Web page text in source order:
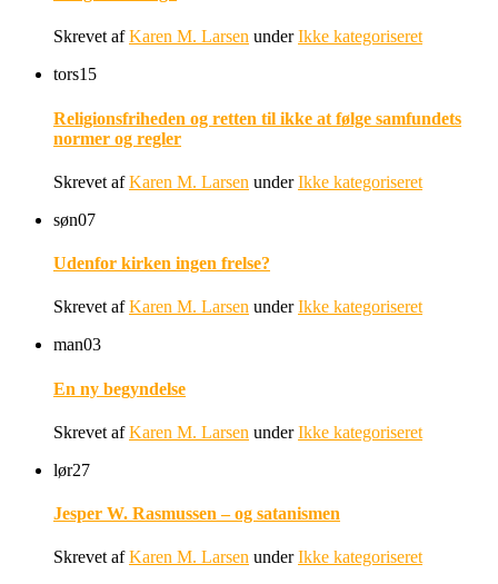
Skrevet afKaren M. Larsen underIkke kategoriseret
tors15
Religionsfriheden og retten til ikke at følge samfundets
normer og regler
Skrevet afKaren M. Larsen underIkke kategoriseret
søn07
Udenfor kirken ingen frelse?
Skrevet afKaren M. Larsen underIkke kategoriseret
man03
En ny begyndelse
Skrevet afKaren M. Larsen underIkke kategoriseret
lør27
Jesper W. Rasmussen – og satanismen
Skrevet afKaren M. Larsen underIkke kategoriseret